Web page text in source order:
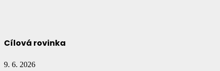
Cílová rovinka
9. 6. 2026